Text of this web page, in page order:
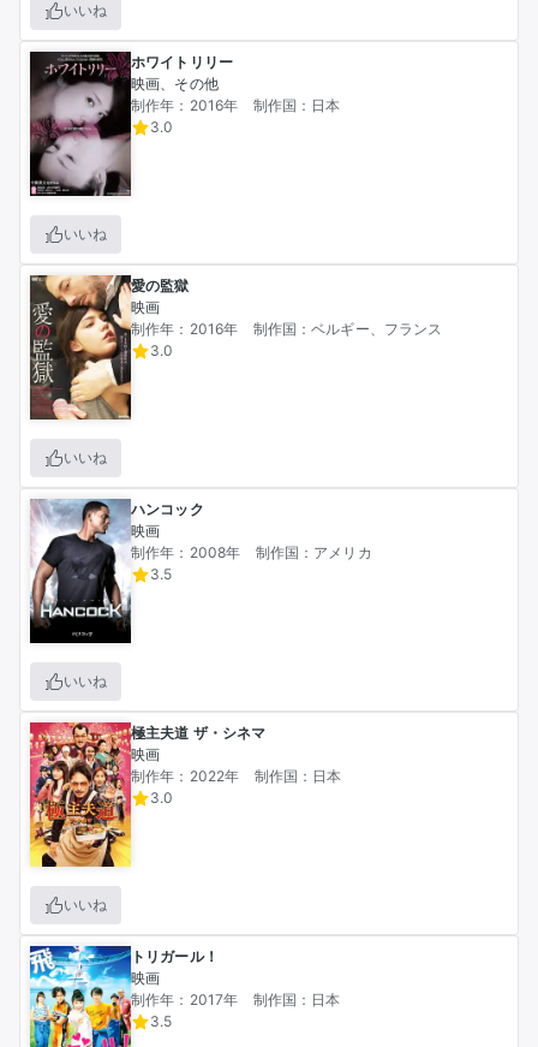
いいね
ホワイトリリー
映画、その他
制作年：2016年
制作国：日本
3.0
いいね
愛の監獄
映画
制作年：2016年
制作国：ベルギー、フランス
3.0
いいね
ハンコック
映画
制作年：2008年
制作国：アメリカ
3.5
いいね
極主夫道 ザ・シネマ
映画
制作年：2022年
制作国：日本
3.0
いいね
トリガール！
映画
制作年：2017年
制作国：日本
3.5